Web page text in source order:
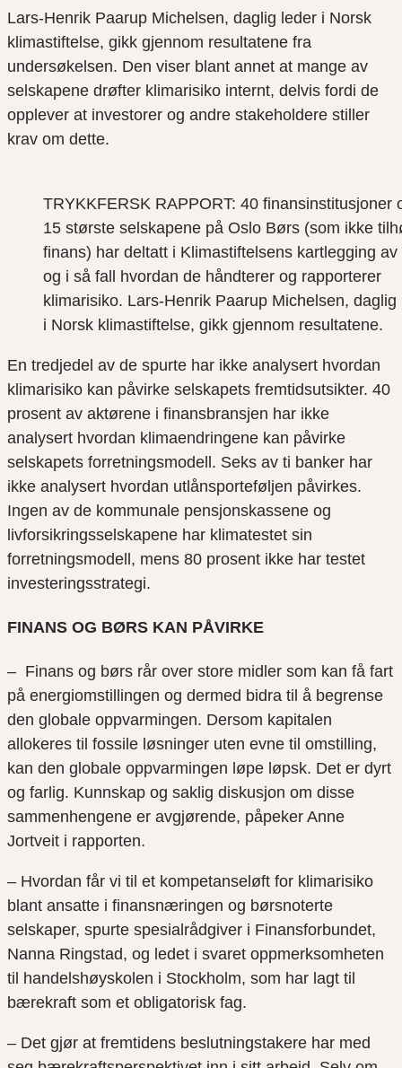
Lars-Henrik Paarup Michelsen, daglig leder i Norsk
klimastiftelse, gikk gjennom resultatene fra
undersøkelsen. Den viser blant annet at mange av
selskapene drøfter klimarisiko internt, delvis fordi de
opplever at investorer og andre stakeholdere stiller
krav om dette.
TRYKKFERSK RAPPORT: 40 finansinstitusjoner
15 største selskapene på Oslo Børs (som ikke
finans) har deltatt i Klimastiftelsens kartlegging av
og i så fall hvordan de håndterer og rapporterer
klimarisiko. Lars‐Henrik Paarup Michelsen, daglig
i Norsk klimastiftelse, gikk gjennom resultatene.
En tredjedel av de spurte har ikke analysert hvordan
klimarisiko kan påvirke selskapets fremtidsutsikter. 40
prosent av aktørene i finansbransjen har ikke
analysert hvordan klimaendringene kan påvirke
selskapets forretningsmodell. Seks av ti banker har
ikke analysert hvordan utlånsporteføljen påvirkes.
Ingen av de kommunale pensjonskassene og
livforsikringsselskapene har klimatestet sin
forretningsmodell, mens 80 prosent ikke har testet
investeringsstrategi.
FINANS OG BØRS KAN PÅVIRKE
– Finans og børs rår over store midler som kan få fart
på energiomstillingen og dermed bidra til å begrense
den globale oppvarmingen. Dersom kapitalen
allokeres til fossile løsninger uten evne til omstilling,
kan den globale oppvarmingen løpe løpsk. Det er dyrt
og farlig. Kunnskap og saklig diskusjon om disse
sammenhengene er avgjørende, påpeker Anne
Jortveit i rapporten.
– Hvordan får vi til et kompetanseløft for klimarisiko
blant ansatte i finansnæringen og børsnoterte
selskaper, spurte spesialrådgiver i Finansforbundet,
Nanna Ringstad, og ledet i svaret oppmerksomheten
til handelshøyskolen i Stockholm, som har lagt til
bærekraft som et obligatorisk fag.
– Det gjør at fremtidens beslutningstakere har med